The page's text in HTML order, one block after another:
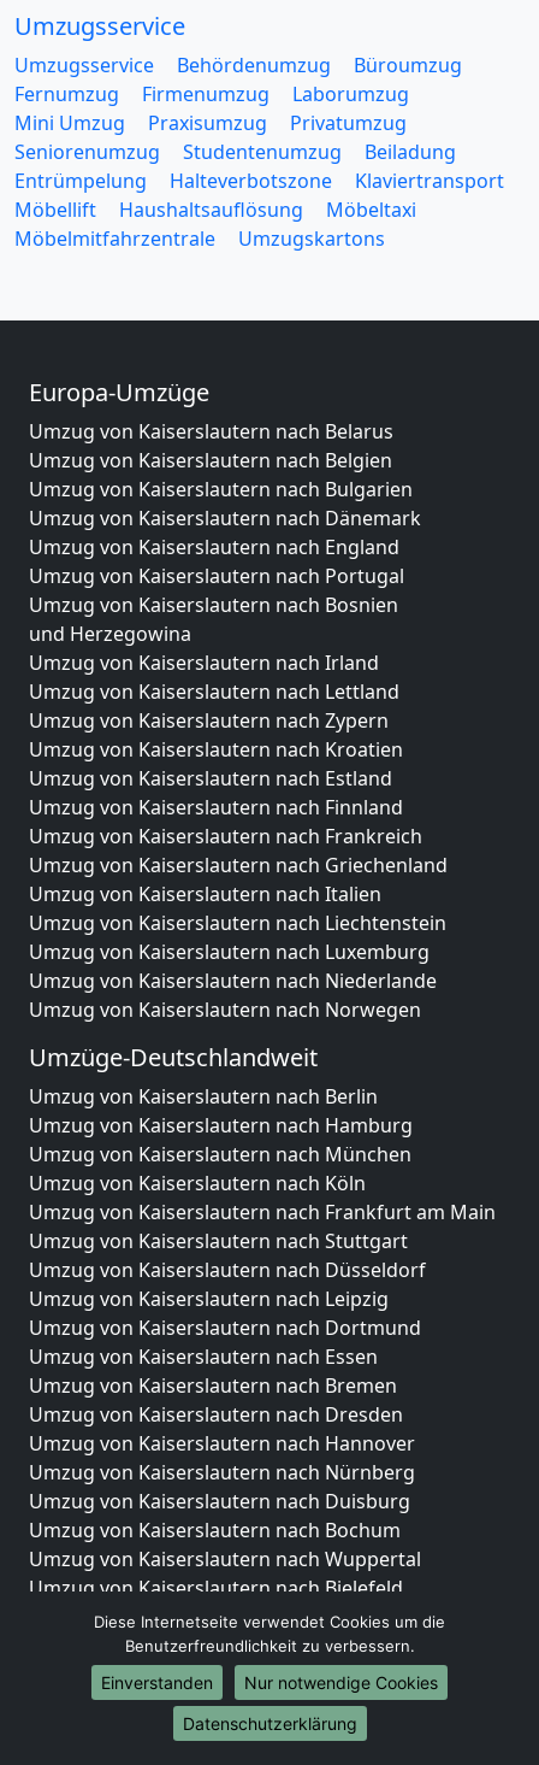
Umzugsservice
Umzugsservice Behördenumzug
Büroumzug
Fernumzug
Firmenumzug
Laborumzug
Mini Umzug
Praxisumzug
Privatumzug
Seniorenumzug
Studentenumzug
Beiladung
Entrümpelung
Halteverbotszone
Klaviertransport
Möbellift
Haushaltsauflösung
Möbeltaxi
Möbelmitfahrzentrale
Umzugskartons
Europa-Umzüge
Umzug von Kaiserslautern nach Belarus
Umzug von Kaiserslautern nach Belgien
Umzug von Kaiserslautern nach Bulgarien
Umzug von Kaiserslautern nach Dänemark
Umzug von Kaiserslautern nach England
Umzug von Kaiserslautern nach Portugal
Umzug von Kaiserslautern nach Bosnien
und Herzegowina
Umzug von Kaiserslautern nach Irland
Umzug von Kaiserslautern nach Lettland
Umzug von Kaiserslautern nach Zypern
Umzug von Kaiserslautern nach Kroatien
Umzug von Kaiserslautern nach Estland
Umzug von Kaiserslautern nach Finnland
Umzug von Kaiserslautern nach Frankreich
Umzug von Kaiserslautern nach Griechenland
Umzug von Kaiserslautern nach Italien
Umzug von Kaiserslautern nach Liechtenstein
Umzug von Kaiserslautern nach Luxemburg
Umzug von Kaiserslautern nach Niederlande
Umzug von Kaiserslautern nach Norwegen
Umzüge-Deutschlandweit
Umzug von Kaiserslautern nach Berlin
Umzug von Kaiserslautern nach Hamburg
Umzug von Kaiserslautern nach München
Umzug von Kaiserslautern nach Köln
Umzug von Kaiserslautern nach Frankfurt am Main
Umzug von Kaiserslautern nach Stuttgart
Umzug von Kaiserslautern nach Düsseldorf
Umzug von Kaiserslautern nach Leipzig
Umzug von Kaiserslautern nach Dortmund
Umzug von Kaiserslautern nach Essen
Umzug von Kaiserslautern nach Bremen
Umzug von Kaiserslautern nach Dresden
Umzug von Kaiserslautern nach Hannover
Umzug von Kaiserslautern nach Nürnberg
Umzug von Kaiserslautern nach Duisburg
Umzug von Kaiserslautern nach Bochum
Umzug von Kaiserslautern nach Wuppertal
Umzug von Kaiserslautern nach Bielefeld
Umzug von Kaiserslautern nach Bonn
Umzug von Kaiserslautern nach Münster
Internationale-Umzüge
Umzug von Kaiserslautern nach Brasilien
Diese Internetseite verwendet Cookies um die
Benutzerfreundlichkeit zu verbessern.
Einverstanden
Nur notwendige Cookies
Datenschutzerklärung